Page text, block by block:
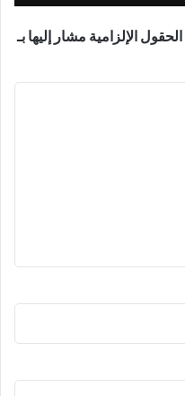
الحقول الإلزامية مشار إليها بـ